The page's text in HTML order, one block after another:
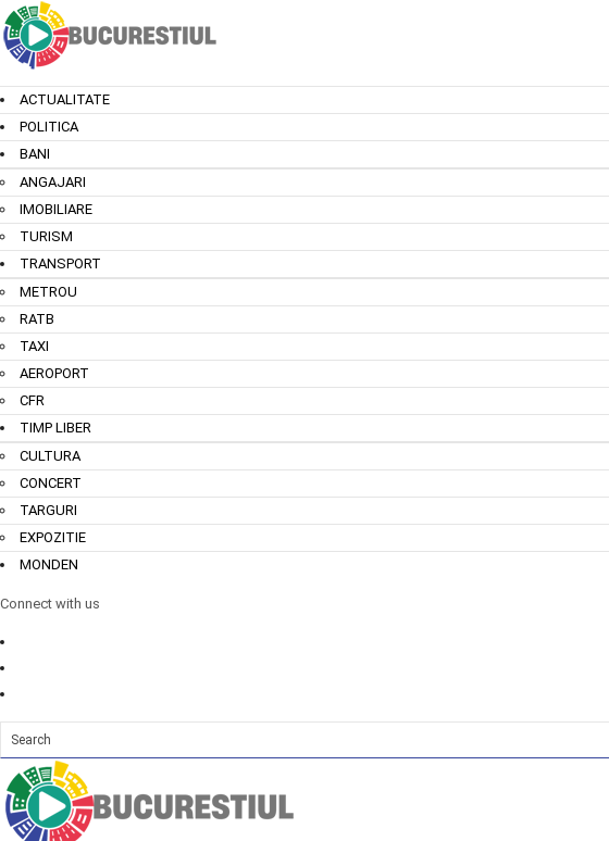
ACTUALITATE
POLITICA
BANI
ANGAJARI
IMOBILIARE
TURISM
TRANSPORT
METROU
RATB
TAXI
AEROPORT
CFR
TIMP LIBER
CULTURA
CONCERT
TARGURI
EXPOZITIE
MONDEN
Connect with us